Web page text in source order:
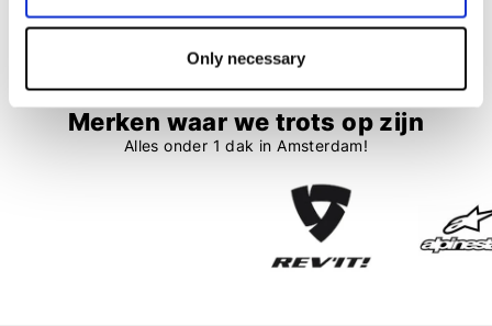
Only necessary
Merken waar we trots op zijn
Alles onder 1 dak in Amsterdam!